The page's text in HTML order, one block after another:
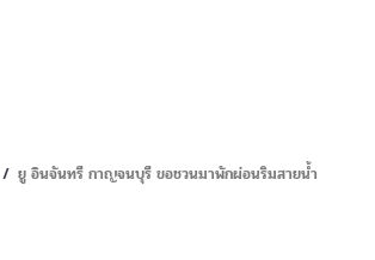
ยู อินจันทรี กาญจนบุรี ขอชวนมาพักผ่อนริมสายน้ำ